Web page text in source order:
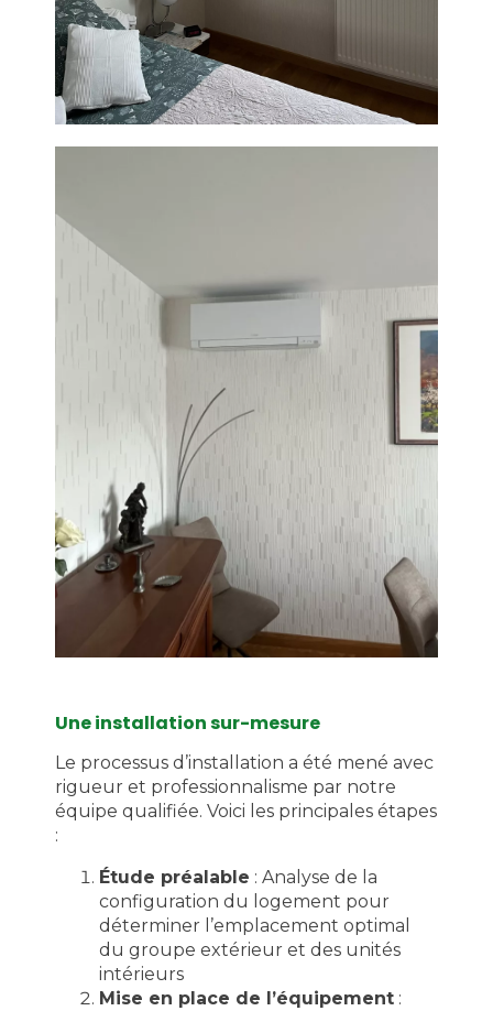
Une installation sur-mesure
Le processus d’installation a été mené avec
rigueur et professionnalisme par notre
équipe qualifiée. Voici les principales étapes
:
Étude préalable : Analyse de la
configuration du logement pour
déterminer l’emplacement optimal
du groupe extérieur et des unités
intérieurs
Mise en place de l’équipement :